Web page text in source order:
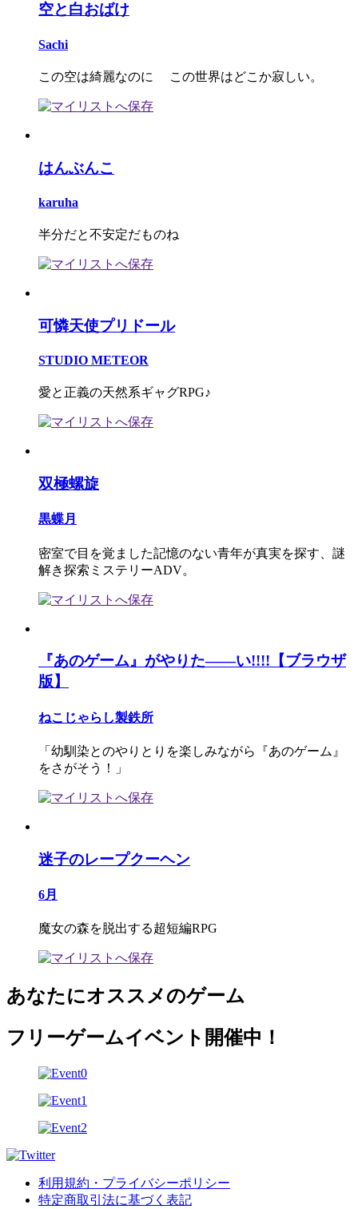
空と白おばけ
Sachi
この空は綺麗なのに この世界はどこか寂しい。
はんぶんこ
karuha
半分だと不安定だものね
可憐天使プリドール
STUDIO METEOR
愛と正義の天然系ギャグRPG♪
双極螺旋
黒蝶月
密室で目を覚ました記憶のない青年が真実を探す、謎
解き探索ミステリーADV。
『あのゲーム』がやりた――い!!!!【ブラウザ
版】
ねこじゃらし製鉄所
「幼馴染とのやりとりを楽しみながら『あのゲーム』
をさがそう！」
迷子のレープクーヘン
6月
魔女の森を脱出する超短編RPG
あなたにオススメのゲーム
フリーゲームイベント開催中！
利用規約・プライバシーポリシー
特定商取引法に基づく表記